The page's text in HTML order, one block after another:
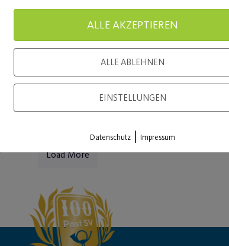
noch schnell Tickets
Load More
ALLE AKZEPTIEREN
ALLE ABLEHNEN
EINSTELLUNGEN
Datenschutz | Impressum